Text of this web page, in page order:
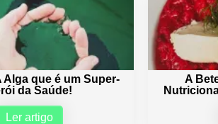
Alga que é um Super-
da Saúde!
Ler artigo
A